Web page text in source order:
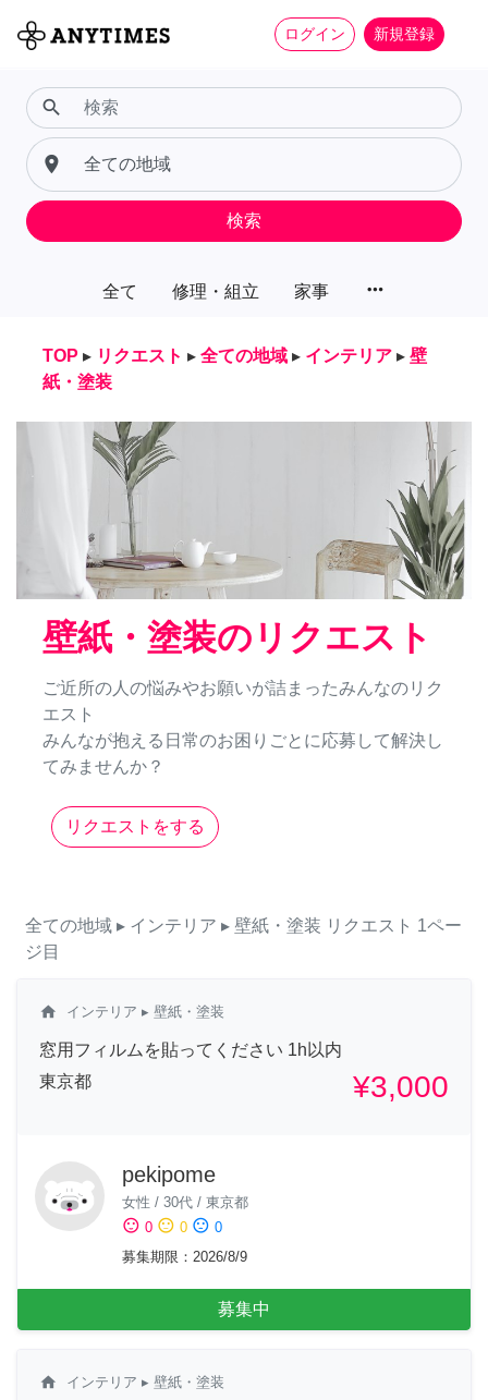
ログイン 新規登録
全て 修理・組立 家事 more_horiz
search
place
検索
TOP ▸ リクエスト ▸ 全ての地域 ▸ インテリア ▸ 壁
紙・塗装
壁紙・塗装のリクエスト
ご近所の人の悩みやお願いが詰まったみんなのリク
エスト
みんなが抱える日常のお困りごとに応募して解決し
てみませんか？
リクエストをする
全ての地域 ▸ インテリア ▸ 壁紙・塗装 リクエスト 1ペー
ジ目
home インテリア ▸ 壁紙・塗装
窓用フィルムを貼ってください 1h以内
東京都
¥3,000
pekipome
女性 / 30代 / 東京都
sentiment_satisfied 0 sentiment_neutral 0 sentiment_dissatisfied 0
募集期限 ： 2026/8/9
募集中
home インテリア ▸ 壁紙・塗装